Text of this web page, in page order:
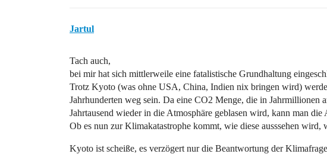
Jartul
Tach auch,
bei mir hat sich mittlerweile eine fatalistische Grundhaltung
Trotz Kyoto (was ohne USA, China, Indien nix bringen wird)
Jahrhunderten weg sein. Da eine CO2 Menge, die in Jahrmillionen
Jahrtausend wieder in die Atmosphäre geblasen wird, kann man
Ob es nun zur Klimakatastrophe kommt, wie diese ausssehen
Kyoto ist scheiße, es verzögert nur die Beantwortung der Klimafrage